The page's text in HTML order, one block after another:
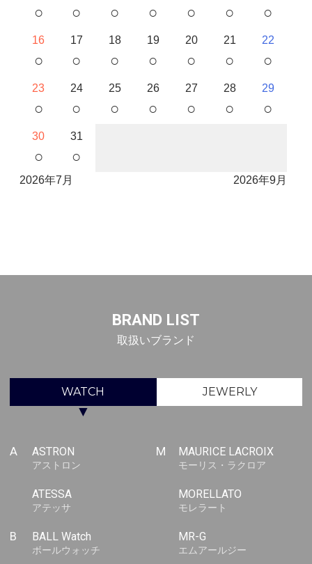
○ ○ ○ ○ ○ ○ ○
16
○
17
○
18
○
19
○
20
○
21
○
22
○
23
○
24
○
25
○
26
○
27
○
28
○
29
○
30
○
31
○
2026年7月 2026年9月
BRAND LIST
取扱いブランド
WATCH JEWERLY
▼
A ASTRON
アストロン
ATESSA
アテッサ
B BALL Watch
ボールウォッチ
M MAURICE LACROIX
モーリス・ラクロア
MORELLATO
モレラート
MR-G
エムアールジー